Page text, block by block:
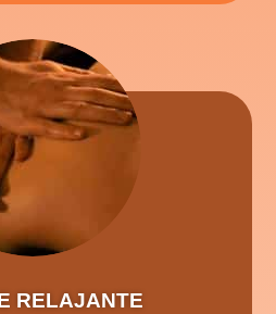
RELAJANTE